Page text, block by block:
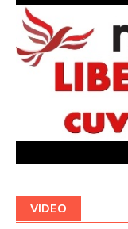
VIDEO